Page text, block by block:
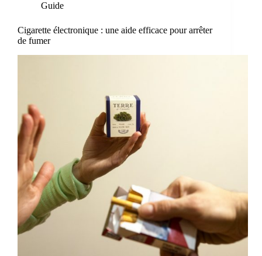
Guide
Cigarette électronique : une aide efficace pour arrêter
de fumer